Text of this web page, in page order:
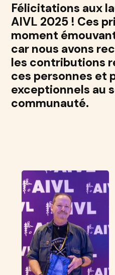
Félicitations aux
AIVL 2025 ! Ces
moment
car nous avons
les contributions
ces personnes et
exceptionnels au
communauté.